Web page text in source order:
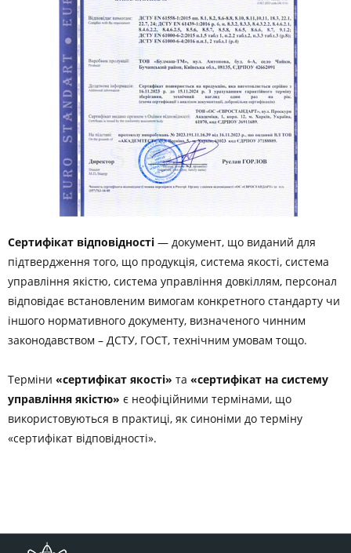
Сертифікат відповідності — документ, що виданий для
підтвердження того, що продукція, система якості, система
управління якістю, система управління довкіллям, персонал
відповідає встановленим вимогам конкретного стандарту чи
іншого нормативного документу, визначеного чинним
законодавством – ДСТУ, ГОСТ, технічним умовам тощо.
Терміни «сертифікат якості» та «сертифікат на систему
управління якістю» є неофіційними термінами, що
використовуються в практиці, як синоніми до терміну
«сертифікат відповідності».